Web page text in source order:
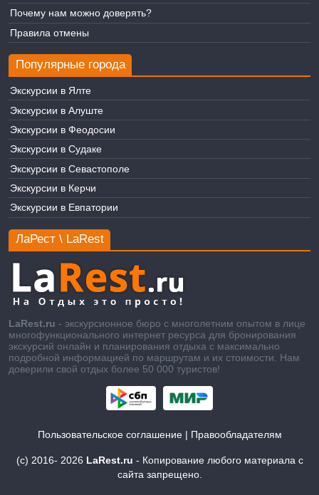
Почему нам можно доверять?
Правила отмены
Популярные города
Экскурсии в Ялте
Экскурсии в Алуште
Экскурсии в Феодосии
Экскурсии в Судаке
Экскурсии в Севастополе
Экскурсии в Керчи
Экскурсии в Евпатории
ЛаРест \ LaRest
LaRest.ru - экскурсионное бюро с многолетним опытом в лице
многофункционального интернет ресурса для бронирования
экскурсий онлайн и планирования отдыха с максимально
подробной информацией по маршрутам и их стоимости. Нам
доверили свой отдых более 50 000 туристов!
(c) 2016- 2026 LaRest.ru - Копирование любого материала с
сайта запрещено.
Пользовательское соглашение| Правообладателям